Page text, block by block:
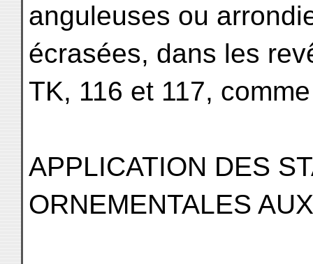
anguleuses ou
écrasées, dans les
TK, 116 et 117,
APPLICATION DES
ORNEMENTALES